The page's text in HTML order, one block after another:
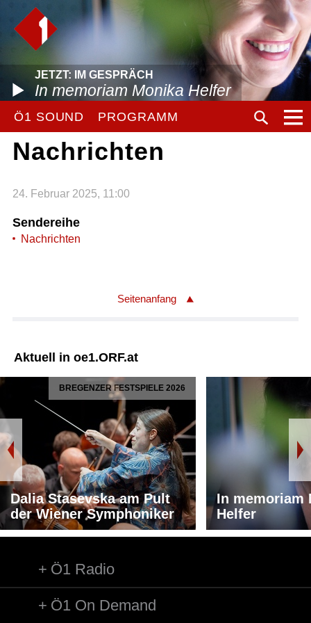
JETZT: IM GESPRÄCH
In memoriam Monika Helfer
Ö1 SOUND PROGRAMM
Nachrichten
24. Februar 2025, 11:00
Sendereihe
Nachrichten
Seitenanfang
Aktuell in oe1.ORF.at
BREGENZER FESTSPIELE 2026
Dalia Stasevska am Pult
der Wiener Symphoniker
In memoriam
Helfer
Ö1 Radio
Ö1 On Demand